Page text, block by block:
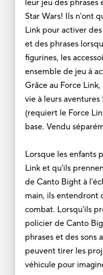
leur jeu des phrases
Star Wars! Ils n'ont
Link pour activer
et des phrases
figurines, les
ensemble de jeu à
Grâce au Force
vie à leurs
(requiert le Force
base. Vendu
Lorsque les enfants
Link et qu'ils
de Canto Bight à
main, ils entendront
combat. Lorsqu'ils
policier de Canto
phrases et des sons
peuvent tirer les
véhicule pour